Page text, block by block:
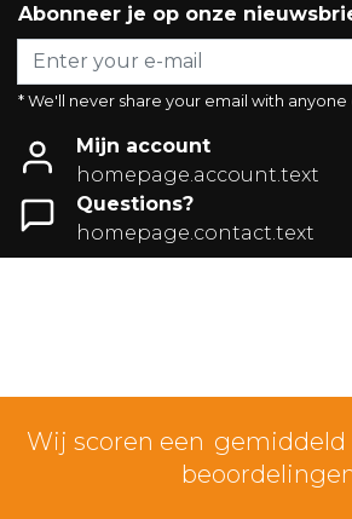
Abonneer je op onze
* We'll never share your email with anyone
Mijn account
homepage.account.text
Questions?
homepage.contact.text
Wij scoren een gemiddeld